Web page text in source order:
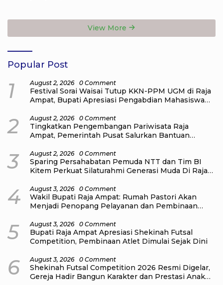
View More
Popular Post
1 August 2, 2026 0 Comment
Festival Sorai Waisai Tutup KKN-PPM UGM di Raja
Ampat, Bupati Apresiasi Pengabdian Mahasiswa
2 August 2, 2026 0 Comment
Tingkatkan Pengembangan Pariwisata Raja
Ampat, Pemerintah Pusat Salurkan Bantuan
Distrik Tiplol Mayalibit
3 August 2, 2026 0 Comment
Sparing Persahabatan Pemuda NTT dan Tim BI
Kitem Perkuat Silaturahmi Generasi Muda Di Raja
4 August 3, 2026 0 Comment
Wakil Bupati Raja Ampat: Rumah Pastori Akan
Menjadi Penopang Pelayanan dan Pembinaan
5 August 3, 2026 0 Comment
Bupati Raja Ampat Apresiasi Shekinah Futsal
Competition, Pembinaan Atlet Dimulai Sejak Dini
6 August 3, 2026 0 Comment
Shekinah Futsal Competition 2026 Resmi Digelar,
Gereja Hadir Bangun Karakter dan Prestasi Anak